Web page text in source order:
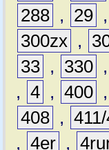
288 , 29 ,
300zx ,
33 , 330 ,
, 4 , 400 ,
408 ,
, 4er ,